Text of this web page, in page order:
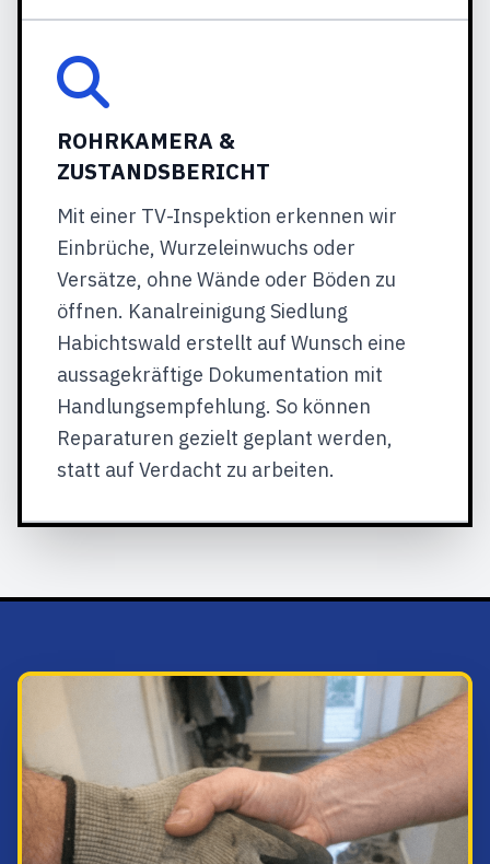
ROHRKAMERA &
ZUSTANDSBERICHT
Mit einer TV-Inspektion erkennen wir
Einbrüche, Wurzeleinwuchs oder
Versätze, ohne Wände oder Böden zu
öffnen. Kanalreinigung Siedlung
Habichtswald erstellt auf Wunsch eine
aussagekräftige Dokumentation mit
Handlungsempfehlung. So können
Reparaturen gezielt geplant werden,
statt auf Verdacht zu arbeiten.